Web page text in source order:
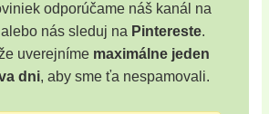
odporúčame náš kanál na
alebo nás sleduj na Pintereste.
uverejníme maximálne jeden
dni, aby sme ťa nespamovali.